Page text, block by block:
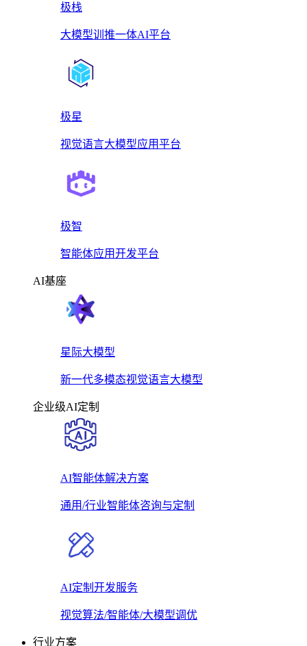
极栈
大模型训推一体AI平台
极星
视觉语言大模型应用平台
极智
智能体应用开发平台
AI基座
星际大模型
新一代多模态视觉语言大模型
企业级AI定制
AI智能体解决方案
通用/行业智能体咨询与定制
AI定制开发服务
视觉算法/智能体/大模型调优
行业方案